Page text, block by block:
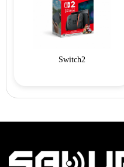
Switch2